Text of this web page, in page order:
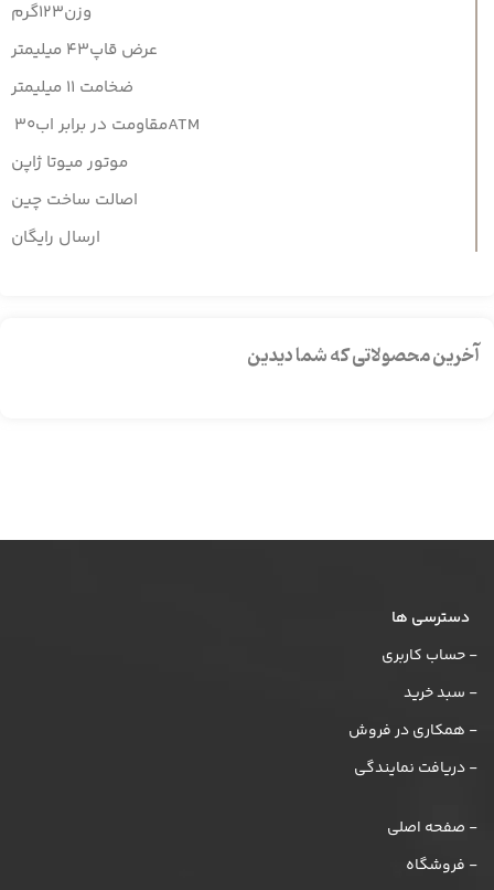
وزن۱۲۳گرم
عرض قاپ۴۳ میلیمتر
ضخامت ۱۱ میلیمتر
مقاومت در برابر اب30ATM
موتور میوتا ژاپن
اصالت ساخت چین
ارسال رایگان
آخرین محصولاتی که شما دیدین
دسترسی ها
- حساب کاربری
- سبد خرید
- همکاری در فروش
- دریافت نمایندگی
- صفحه اصلی
- فروشگاه